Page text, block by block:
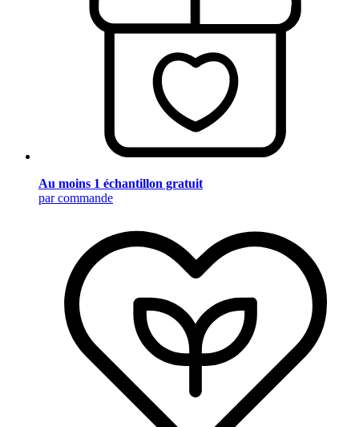
Au moins 1 échantillon gratuit
par commande